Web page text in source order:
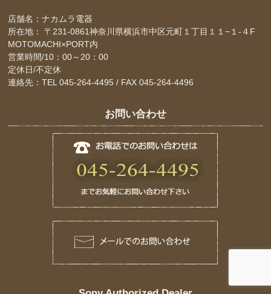
店舗名：ナカムラ電器
所在地： 〒231-0861神奈川県横浜市中区元町１丁目１１−１-４F
MOTOMACHI×PORT内
営業時間/10：00～20：00
定休日/不定休
連絡先：TEL 045-264-4495 / FAX 045-264-4496
お問い合わせ